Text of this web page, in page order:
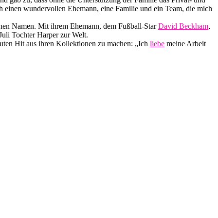
wundervollen Ehemann, eine Familie und ein Team, die mich
Namen. Mit ihrem Ehemann, dem Fußball-StarDavid Beckham,
Tochter Harper zur Welt.
Hit aus ihren Kollektionen zu machen: „Ich liebe meine Arbeit